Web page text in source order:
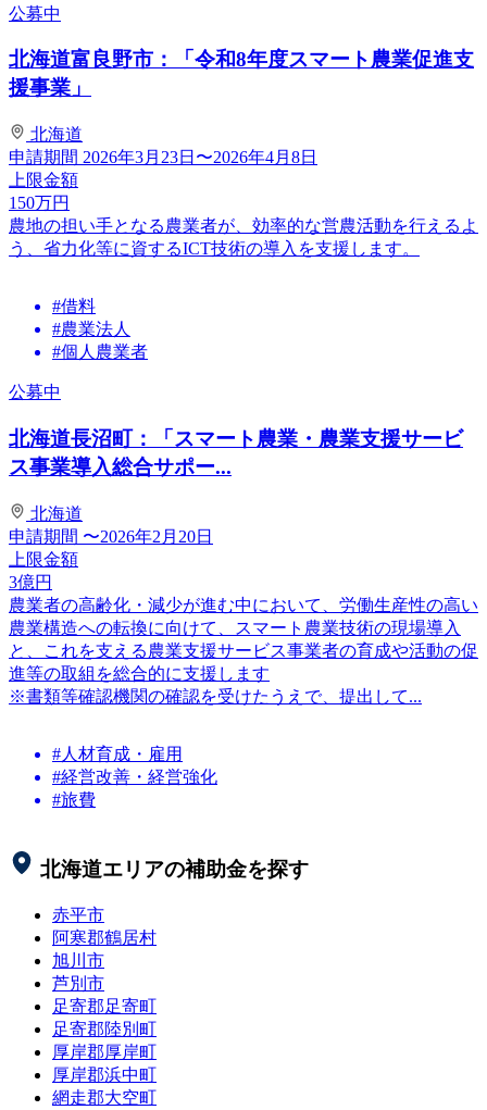
公募中
北海道富良野市：「令和8年度スマート農業促進支
援事業」
北海道
申請期間 2026年3月23日〜2026年4月8日
上限金額
150万円
農地の担い手となる農業者が、効率的な営農活動を行えるよ
う、省力化等に資するICT技術の導入を支援します。
#借料
#農業法人
#個人農業者
公募中
北海道長沼町：「スマート農業・農業支援サービ
ス事業導入総合サポー...
北海道
申請期間 〜2026年2月20日
上限金額
3億円
農業者の高齢化・減少が進む中において、労働生産性の高い
農業構造への転換に向けて、スマート農業技術の現場導入
と、これを支える農業支援サービス事業者の育成や活動の促
進等の取組を総合的に支援します
※書類等確認機関の確認を受けたうえで、提出して...
#人材育成・雇用
#経営改善・経営強化
#旅費
北海道エリアの補助金を探す
赤平市
阿寒郡鶴居村
旭川市
芦別市
足寄郡足寄町
足寄郡陸別町
厚岸郡厚岸町
厚岸郡浜中町
網走郡大空町